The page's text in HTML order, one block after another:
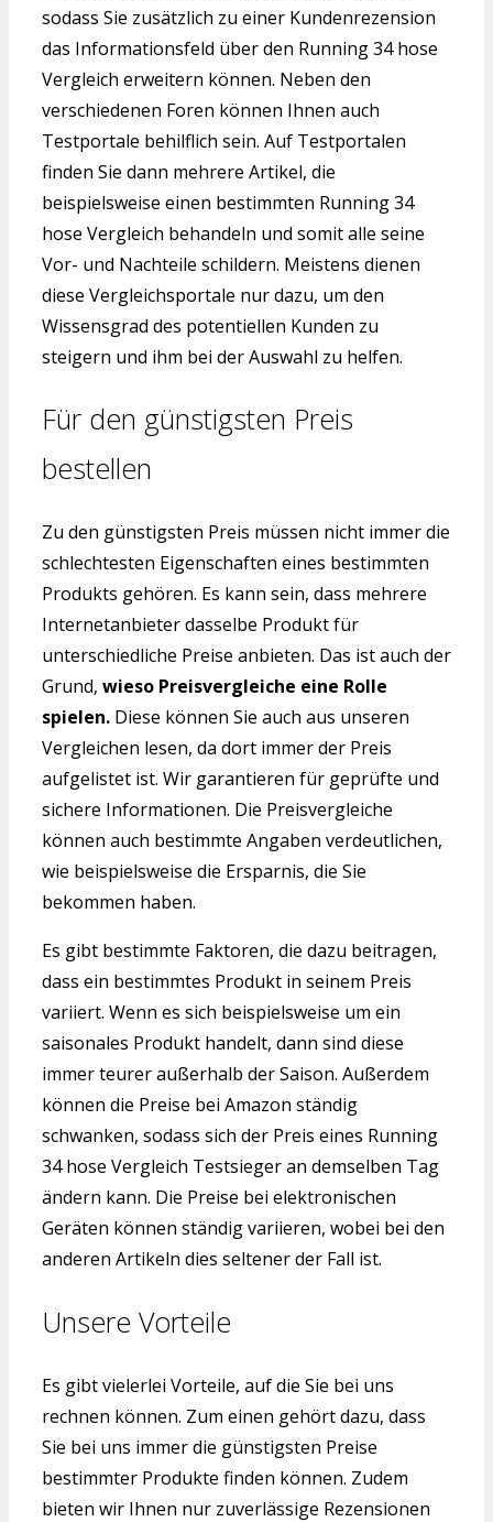
sodass Sie zusätzlich zu einer Kundenrezension
das Informationsfeld über den Running 34 hose
Vergleich erweitern können. Neben den
verschiedenen Foren können Ihnen auch
Testportale behilflich sein. Auf Testportalen
finden Sie dann mehrere Artikel, die
beispielsweise einen bestimmten Running 34
hose Vergleich behandeln und somit alle seine
Vor- und Nachteile schildern. Meistens dienen
diese Vergleichsportale nur dazu, um den
Wissensgrad des potentiellen Kunden zu
steigern und ihm bei der Auswahl zu helfen.
Für den günstigsten Preis
bestellen
Zu den günstigsten Preis müssen nicht immer die
schlechtesten Eigenschaften eines bestimmten
Produkts gehören. Es kann sein, dass mehrere
Internetanbieter dasselbe Produkt für
unterschiedliche Preise anbieten. Das ist auch der
Grund, wieso Preisvergleiche eine Rolle
spielen. Diese können Sie auch aus unseren
Vergleichen lesen, da dort immer der Preis
aufgelistet ist. Wir garantieren für geprüfte und
sichere Informationen. Die Preisvergleiche
können auch bestimmte Angaben verdeutlichen,
wie beispielsweise die Ersparnis, die Sie
bekommen haben.
Es gibt bestimmte Faktoren, die dazu beitragen,
dass ein bestimmtes Produkt in seinem Preis
variiert. Wenn es sich beispielsweise um ein
saisonales Produkt handelt, dann sind diese
immer teurer außerhalb der Saison. Außerdem
können die Preise bei Amazon ständig
schwanken, sodass sich der Preis eines Running
34 hose Vergleich Testsieger an demselben Tag
ändern kann. Die Preise bei elektronischen
Geräten können ständig variieren, wobei bei den
anderen Artikeln dies seltener der Fall ist.
Unsere Vorteile
Es gibt vielerlei Vorteile, auf die Sie bei uns
rechnen können. Zum einen gehört dazu, dass
Sie bei uns immer die günstigsten Preise
bestimmter Produkte finden können. Zudem
bieten wir Ihnen nur zuverlässige Rezensionen